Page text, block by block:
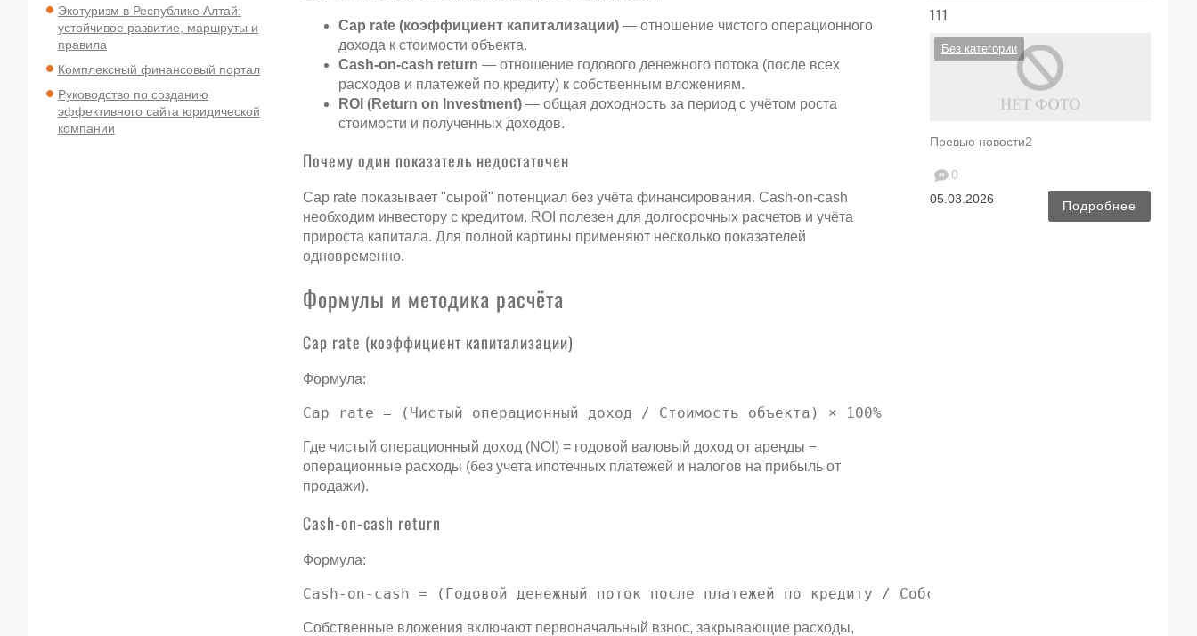
Экотуризм в Республике Алтай:
устойчивое развитие, маршруты и
правила
Комплексный финансовый портал
Руководство по созданию
эффективного сайта юридической
компании
Cap rate (коэффициент капитализации) — отношение чистого операционного
дохода к стоимости объекта.
Cash-on-cash return — отношение годового денежного потока (после всех
расходов и платежей по кредиту) к собственным вложениям.
ROI (Return on Investment) — общая доходность за период с учётом роста
стоимости и полученных доходов.
Почему один показатель недостаточен
Cap rate показывает "сырой" потенциал без учёта финансирования. Cash-on-cash
необходим инвестору с кредитом. ROI полезен для долгосрочных расчетов и учёта
прироста капитала. Для полной картины применяют несколько показателей
одновременно.
Формулы и методика расчёта
Cap rate (коэффициент капитализации)
Формула:
Cap rate = (Чистый операционный доход / Стоимость объекта) × 100%
Где чистый операционный доход (NOI) = годовой валовый доход от аренды −
операционные расходы (без учета ипотечных платежей и налогов на прибыль от
продажи).
Cash-on-cash return
Формула:
Cash-on-cash = (Годовой денежный поток после платежей по кредиту / Собственные вложения) × 100%
Собственные вложения включают первоначальный взнос, закрывающие расходы,
111
Без категории
Превью новости2
0
05.03.2026
Подробнее